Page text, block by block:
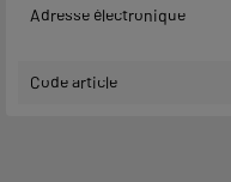
Adresse électronique
Code article